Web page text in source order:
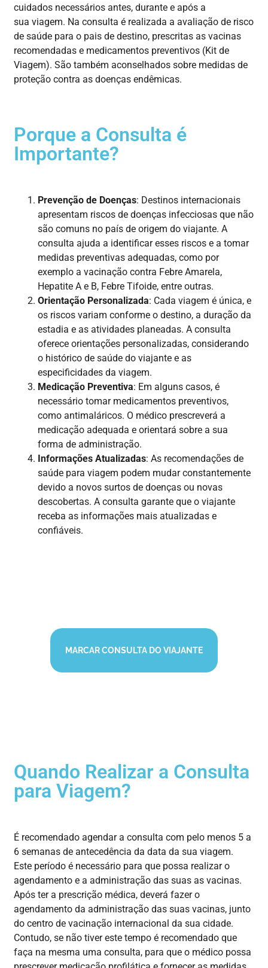
cuidados necessários antes,durante eapós a
suaviagem. Na consulta é realizada a avaliação de risco
de saúde para o pais de destino, prescritas as vacinas
recomendadas e medicamentos preventivos (Kit de
Viagem). São também aconselhados sobre medidas de
proteção contra asdoenças endêmicas.
Porque a Consulta é
Importante?
Prevenção de Doenças: Destinos internacionais
apresentam riscos de doenças infecciosas que não
são comuns no país de origem do viajante. A
consulta ajuda a identificar esses riscos e a tomar
medidas preventivas adequadas, como por
exemplo a vacinação contra Febre Amarela,
Hepatite A e B, Febre Tifoide, entre outras.
Orientação Personalizada: Cada viagem é única, e
os riscos variam conforme o destino, a duração da
estadia e as atividades planeadas. A consulta
oferece orientações personalizadas, considerando
o histórico de saúde do viajante e as
especificidades da viagem.
Medicação Preventiva: Em alguns casos, é
necessário tomar medicamentos preventivos,
como antimaláricos. O médico prescreverá a
medicação adequada e orientará sobre a sua
forma de administração.
Informações Atualizadas: As recomendações de
saúde para viagem podem mudar constantemente
devido a novos surtos de doenças ou novas
descobertas. A consulta garante que o viajante
receba as informações mais atualizadas e
confiáveis.
MARCAR CONSULTA DO VIAJANTE
Quando Realizar a Consulta
para Viagem?
É recomendado agendara consultacom pelo menos 5 a
6semanas deantecedência da data da sua viagem.
Este período é necessário para que possa realizar o
agendamento e a administração das suas as vacinas.
Após ter a prescrição médica, deverá fazer o
agendamento da administração das suas vacinas, junto
do centro de vacinação internacional da sua cidade.
Contudo, se não tiver este tempo é recomendado que
faça na mesma uma consulta, para que o médico possa